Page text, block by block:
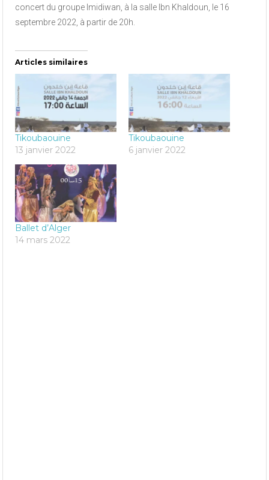
concert du groupe Imidiwan, à la salle Ibn Khaldoun, le 16
septembre 2022, à partir de 20h.
Articles similaires
Tikoubaouine
13 janvier 2022
Tikoubaouine
6 janvier 2022
Ballet d’Alger
14 mars 2022